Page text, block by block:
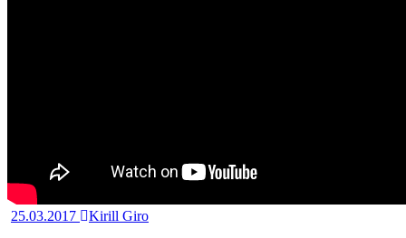
25.03.2017
Kirill Giro